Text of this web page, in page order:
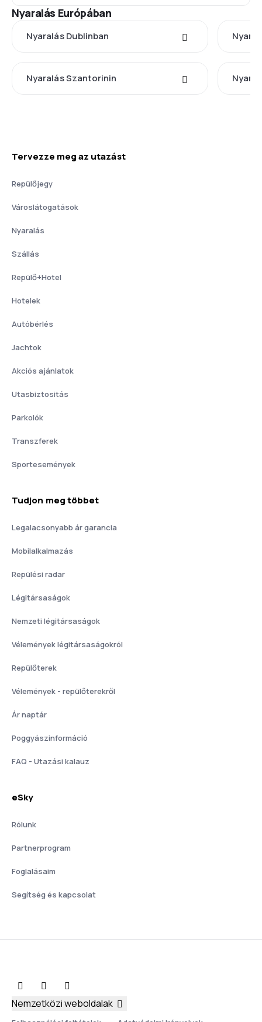
Nyaralás Európában
Nyaralás Dublinban
Nyaralás Szantorinin
Tervezze meg az utazást
Repülőjegy
Városlátogatások
Nyaralás
Szállás
Repülő+Hotel
Hotelek
Autóbérlés
Jachtok
Akciós ajánlatok
Utasbiztositás
Parkolók
Transzferek
Sportesemények
Tudjon meg többet
Legalacsonyabb ár garancia
Mobilalkalmazás
Repülési radar
Légitársaságok
Nemzeti légitársaságok
Vélemények légitársaságokról
Repülőterek
Vélemények - repülőterekről
Ár naptár
Poggyászinformáció
FAQ - Utazási kalauz
eSky
Rólunk
Partnerprogram
Foglalásaim
Segítség és kapcsolat
Nemzetközi weboldalak